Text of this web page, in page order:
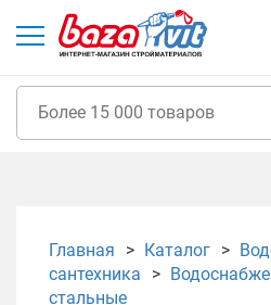
Главная Каталог
сантехника
стальные